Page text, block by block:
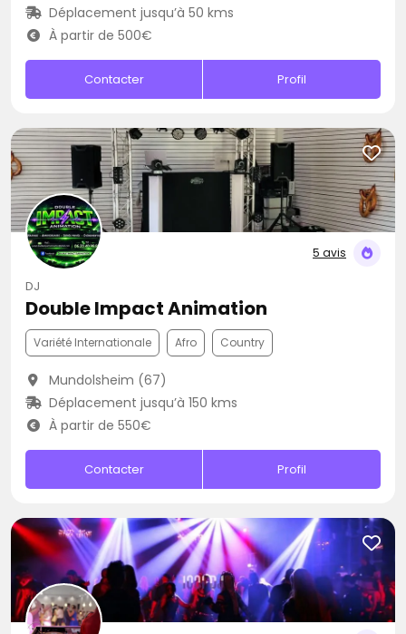
Déplacement jusqu’à 50 kms
À partir de 500€
Contacter Profil
5 avis
DJ
Double Impact Animation
Variété Internationale Afro Country
Mundolsheim (67)
Déplacement jusqu’à 150 kms
À partir de 550€
Contacter Profil